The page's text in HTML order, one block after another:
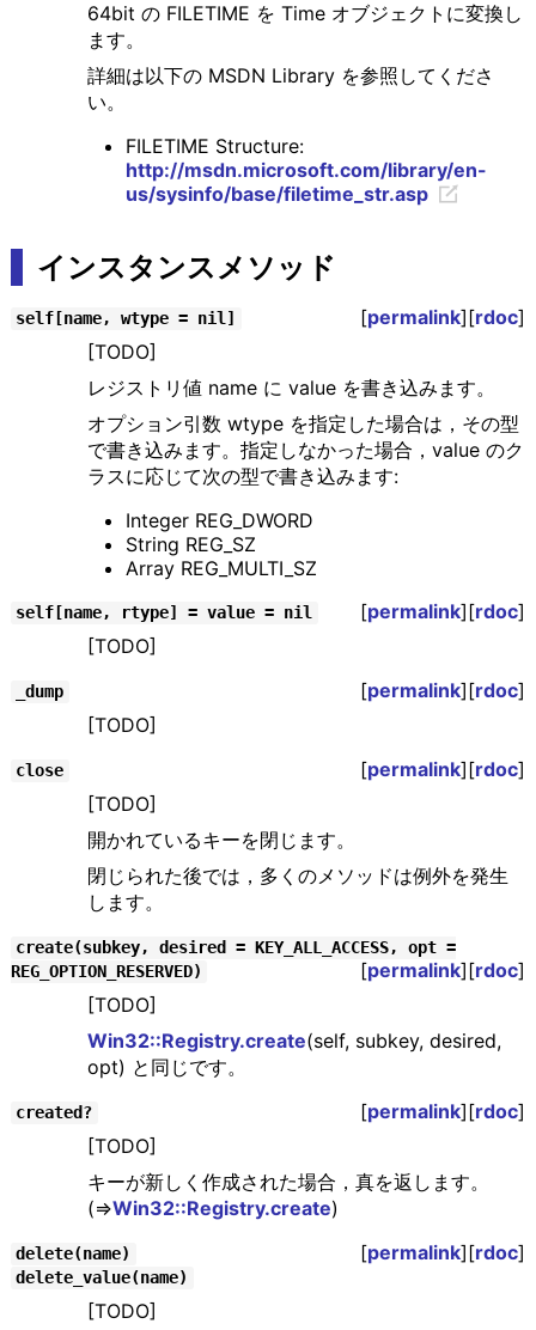
64bit の FILETIME を Time オブジェクトに変換し
ます。
詳細は以下の MSDN Library を参照してくださ
い。
FILETIME Structure:
http://msdn.microsoft.com/library/en-
us/sysinfo/base/filetime_str.asp
インスタンスメソッド
self[name, wtype = nil] [permalink][rdoc]
[TODO]
レジストリ値 name に value を書き込みます。
オプション引数 wtype を指定した場合は，その型
で書き込みます。指定しなかった場合，value のク
ラスに応じて次の型で書き込みます:
Integer REG_DWORD
String REG_SZ
Array REG_MULTI_SZ
self[name, rtype] = value = nil [permalink][rdoc]
[TODO]
_dump [permalink][rdoc]
[TODO]
close [permalink][rdoc]
[TODO]
開かれているキーを閉じます。
閉じられた後では，多くのメソッドは例外を発生
します。
create(subkey, desired = KEY_ALL_ACCESS, opt =
REG_OPTION_RESERVED)
[permalink][rdoc]
[TODO]
Win32::Registry.create(self, subkey, desired,
opt) と同じです。
created? [permalink][rdoc]
[TODO]
キーが新しく作成された場合，真を返します。
(⇒Win32::Registry.create)
delete(name) [permalink][rdoc]
delete_value(name)
[TODO]